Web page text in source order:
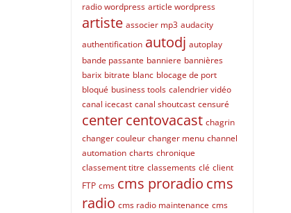
radio wordpress article wordpress
artiste associer mp3 audacity
authentification autodj autoplay
bande passante banniere bannières
barix bitrate blanc blocage de port
bloqué business tools calendrier vidéo
canal icecast canal shoutcast censuré
centercentovacast chagrin
changer couleur changer menu channel
automation charts chronique
classement titre classements clé client
FTP cms cms proradio cms
radio cms radio maintenance cms